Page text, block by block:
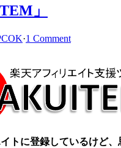
」
·1 Comment
イトに登録しているけど